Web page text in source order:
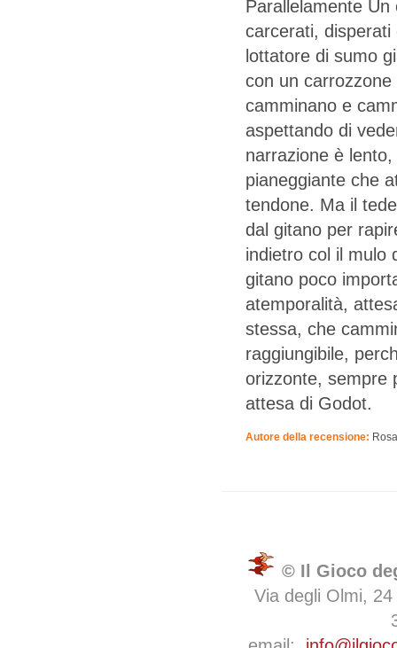
Parallelamente
carcerati,
lottatore di sumo
con un carrozzone
camminano e
aspettando di
narrazione è
pianeggiante che
tendone. Ma il
dal gitano per
indietro col il mulo
gitano poco
atemporalità,
stessa, che
raggiungibile,
orizzonte, sempre
attesa di Godot.
Autore della recensione:
© Il Gioco
Via degli Olmi,